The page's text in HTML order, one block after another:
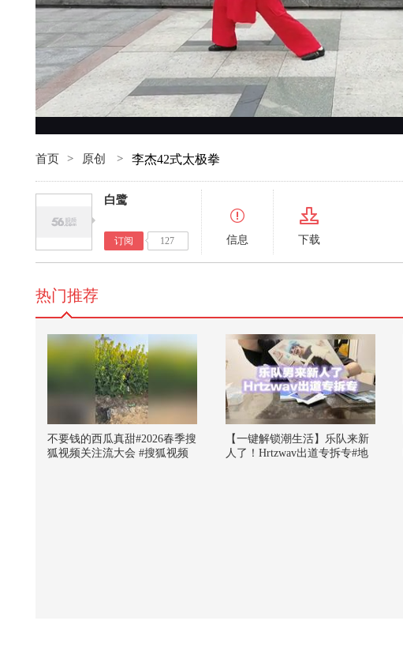
首页 > 原创 > 李杰42式太极拳
白鹭
订阅 127 信息 下载
热门推荐
不要钱的西瓜真甜#2026春季搜
狐视频关注流大会 #搜狐视频
【一键解锁潮生活】乐队来新
人了！Hrtzwav出道专拆专#地